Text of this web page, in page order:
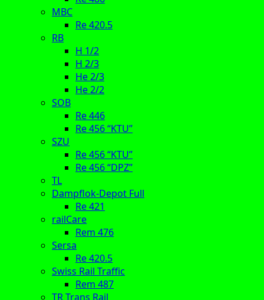
MBC
Re 420.5
RB
H 1/2
H 2/3
He 2/3
He 2/2
SOB
Re 446
Re 456 “KTU”
SZU
Re 456 “KTU”
Re 456 “DPZ”
TL
Dampflok-Depot Full
Re 421
railCare
Rem 476
Sersa
Re 420.5
Swiss Rail Traffic
Rem 487
TR Trans Rail